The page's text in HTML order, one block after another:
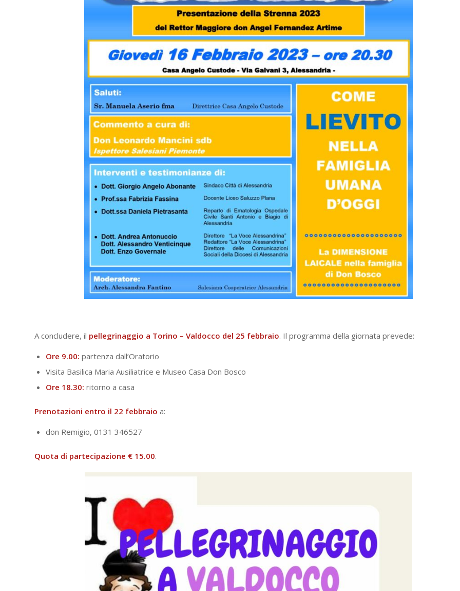
A concludere, il pellegrinaggio a Torino – Valdocco del 25 febbraio. Il programma della giornata prevede:
Ore 9.00: partenza dall’Oratorio
Visita Basilica Maria Ausiliatrice e Museo Casa Don Bosco
Ore 18.30: ritorno a casa
Prenotazioni entro il 22 febbraio a:
don Remigio, 0131 346527
Quota di partecipazione € 15.00.